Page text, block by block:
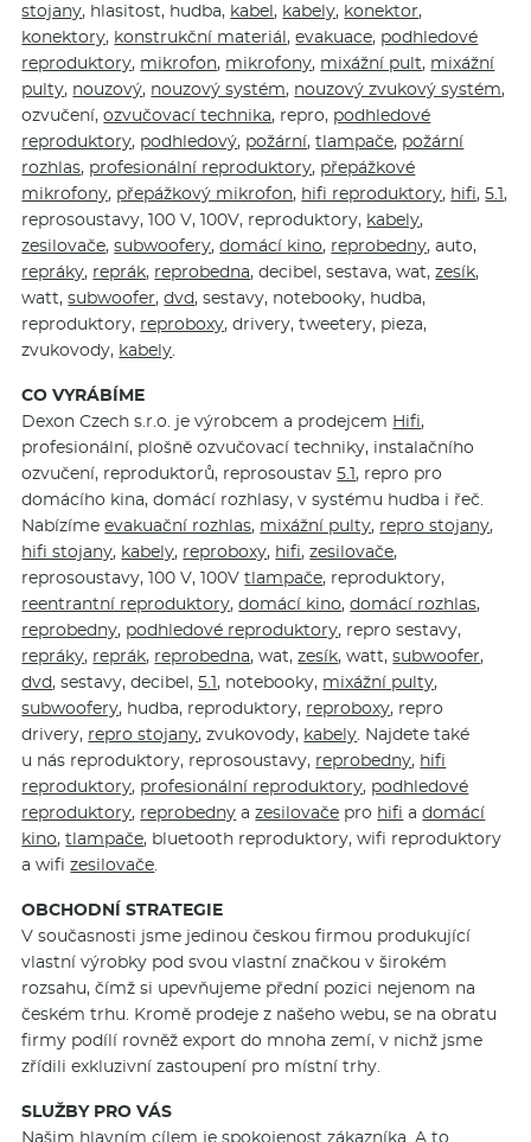
stojany, hlasitost, hudba, kabel, kabely, konektor,
konektory, konstrukční materiál,evakuace, podhledové
reproduktory, mikrofon, mikrofony, mixážní pult, mixážní
pulty, nouzový, nouzový systém, nouzový zvukový systém,
ozvučení,ozvučovací technika, repro, podhledové
reproduktory, podhledový, požární,tlampače, požární
rozhlas, profesionální reproduktory, přepážkové
mikrofony, přepážkový mikrofon, hifi reproduktory, hifi,5.1,
reprosoustavy, 100 V, 100V, reproduktory, kabely,
zesilovače,subwoofery,domácí kino, reprobedny, auto,
repráky, reprák, reprobedna, decibel, sestava, wat,zesík,
watt,subwoofer,dvd, sestavy, notebooky, hudba,
reproduktory, reproboxy, drivery, tweetery, pieza,
zvukovody, kabely.
CO VYRÁBÍME
Dexon Czech s.r.o. je výrobcem a prodejcem Hifi,
profesionální, plošně ozvučovací techniky, instalačního
ozvučení, reproduktorů, reprosoustav5.1, repro pro
domácího kina, domácí rozhlasy, v systému hudba i řeč.
Nabízímeevakuační rozhlas, mixážní pulty, repro stojany,
hifi stojany, kabely, reproboxy, hifi,zesilovače,
reprosoustavy, 100 V, 100Vtlampače, reproduktory,
reentrantní reproduktory,domácí kino,domácí rozhlas,
reprobedny, podhledové reproduktory, repro sestavy,
repráky, reprák, reprobedna, wat,zesík, watt,subwoofer,
dvd, sestavy, decibel,5.1, notebooky, mixážní pulty,
subwoofery, hudba, reproduktory, reproboxy, repro
drivery, repro stojany, zvukovody, kabely. Najdete také
u nás reproduktory, reprosoustavy, reprobedny, hifi
reproduktory, profesionální reproduktory, podhledové
reproduktory, reprobedny azesilovače pro hifi adomácí
kino,tlampače, bluetooth reproduktory, wifi reproduktory
a wifizesilovače.
OBCHODNÍ STRATEGIE
V současnosti jsme jedinou českou firmou produkující
vlastní výrobky pod svou vlastní značkou v širokém
rozsahu, čímž si upevňujeme přední pozici nejenom na
českém trhu. Kromě prodeje z našeho webu, se na obratu
firmy podílí rovněž export do mnoha zemí, v nichž jsme
zřídili exkluzivní zastoupení pro místní trhy.
SLUŽBY PRO VÁS
Našim hlavním cílem je spokojenost zákazníka. A to